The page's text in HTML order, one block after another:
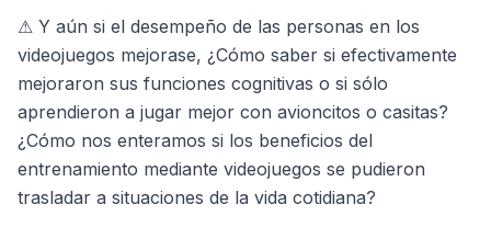
⚠ Y aún si el desempeño de las personas en los
videojuegos mejorase, ¿Cómo saber si efectivamente
mejoraron sus funciones cognitivas o si sólo
aprendieron a jugar mejor con avioncitos o casitas?
¿Cómo nos enteramos si los beneficios del
entrenamiento mediante videojuegos se pudieron
trasladar a situaciones de la vida cotidiana?